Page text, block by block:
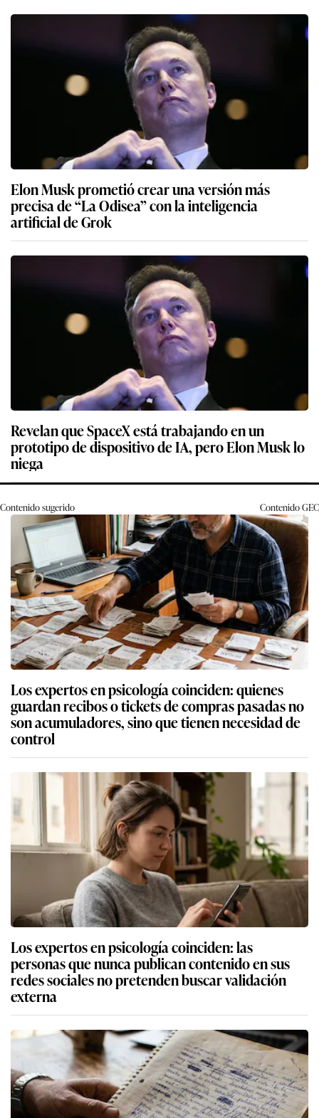
Elon Musk prometió crear una versión más
precisa de “La Odisea” con la inteligencia
artificial de Grok
Revelan que SpaceX está trabajando en un
prototipo de dispositivo de IA, pero Elon Musk lo
niega
Contenido sugerido ContenidoGEC
Los expertos en psicología coinciden: quienes
guardan recibos o tickets de compras pasadas no
son acumuladores, sino que tienen necesidad de
control
Los expertos en psicología coinciden: las
personas que nunca publican contenido en sus
redes sociales no pretenden buscar validación
externa